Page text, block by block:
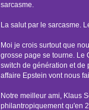
sarcasme.
La salut par le sarcasme.
Moi je crois surtout que
grosse page se tourne. Le
switch de génération et de
affaire Epstein vont nous
Notre meilleur ami, Klaus
philantropiquement qu'en